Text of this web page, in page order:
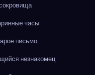
часы
письмо
незнакомец